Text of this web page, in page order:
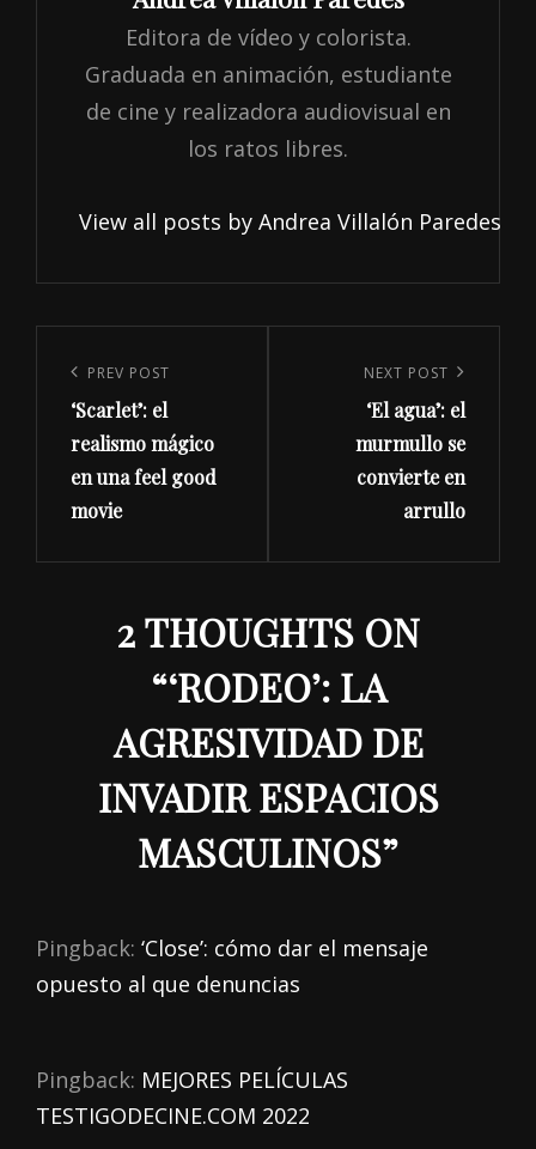
Editora de vídeo y colorista.
Graduada en animación, estudiante
de cine y realizadora audiovisual en
los ratos libres.
View all posts by Andrea Villalón Paredes
entradas
Previous
Post
PREV POST
‘Scarlet’: el
realismo mágico
en una feel good
movie
NEXT POST
‘El agua’: el
murmullo se
convierte en
arrullo
2 THOUGHTS ON
“‘RODEO’: LA
AGRESIVIDAD DE
INVADIR ESPACIOS
MASCULINOS”
Pingback: ‘Close’: cómo dar el mensaje
opuesto al que denuncias
Pingback: MEJORES PELÍCULAS
TESTIGODECINE.COM 2022